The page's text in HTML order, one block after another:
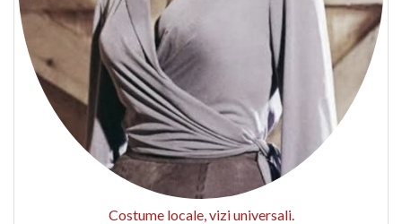
Costume locale, vizi universali.